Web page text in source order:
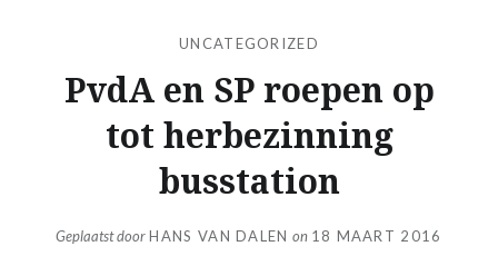
UNCATEGORIZED
PvdA en SP roepen op
tot herbezinning
busstation
Geplaatst doorHANS VAN DALEN on 18 MAART 2016